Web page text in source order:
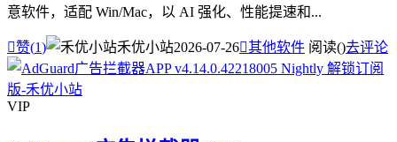
意软件，适配 Win/Mac，以 AI 强化、性能提速和...
赞(1) 禾优小站2026-07-26其他软件 阅读()去评论
VIP